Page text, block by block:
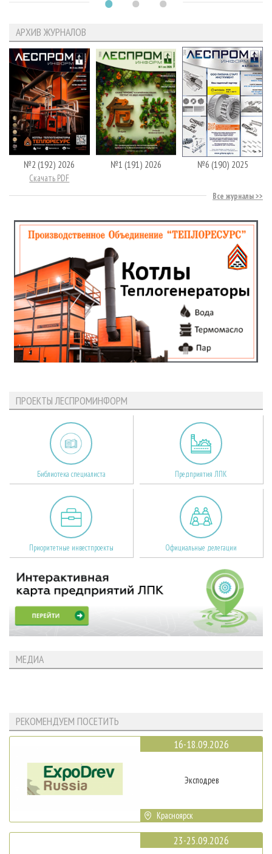
АРХИВ ЖУРНАЛОВ
№2 (192) 2026
Скачать PDF
№1 (191) 2026 №6 (190) 2025
Все журналы
ПРОЕКТЫ ЛЕСПРОМИНФОРМ
Библиотека специалиста Предприятия ЛПК
Приоритетные инвестпроекты Официальные делегации
МЕДИА
РЕКОМЕНДУЕМ ПОСЕТИТЬ
16-18.09.2026
Эксподрев
Красноярск
23-25.09.2026